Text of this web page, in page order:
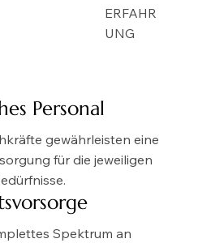
ERFAHR
UNG
Personal
gewährleisten eine
für die jeweiligen
Spektrum an